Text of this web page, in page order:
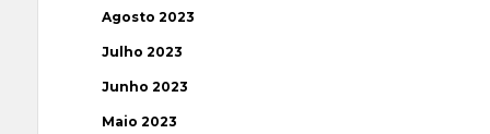
Agosto 2023
Julho 2023
Junho 2023
Maio 2023